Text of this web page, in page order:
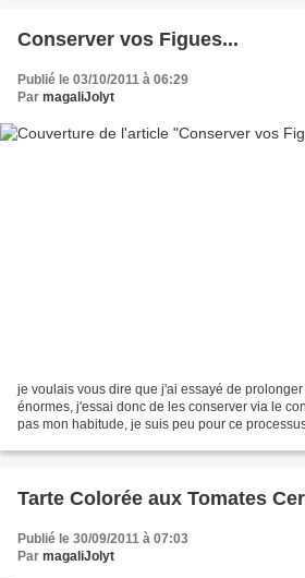
Conserver vos Figues...
Publié le 03/10/2011 à 06:29
Par magaliJolyt
je voulais vous dire que j'ai essayé de
énormes, j'essai donc de les conserver via le
pas mon habitude, je suis peu pour ce
Tarte Colorée aux Tomates
Publié le 30/09/2011 à 07:03
Par magaliJolyt